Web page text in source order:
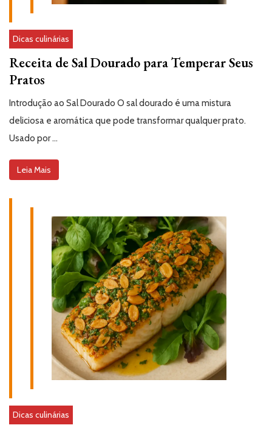
Dicas culinárias
Receita de Sal Dourado para Temperar Seus
Pratos
Introdução ao Sal Dourado O sal dourado é uma mistura
deliciosa e aromática que pode transformar qualquer prato.
Usado por …
Leia Mais
Dicas culinárias